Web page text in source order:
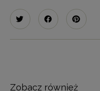
Zobacz również